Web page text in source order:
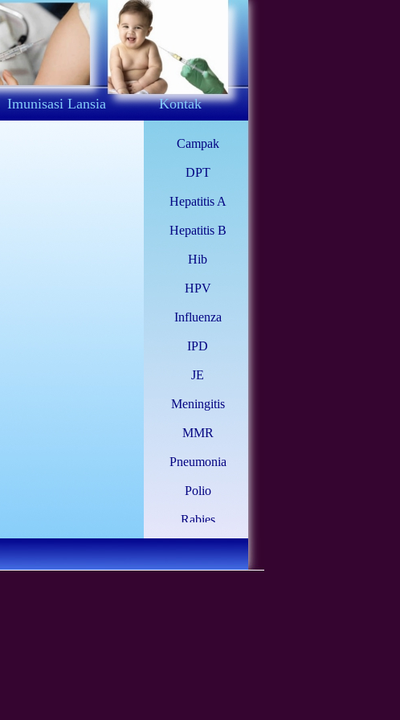
Imunisasi Lansia Kontak
Campak
DPT
Hepatitis A
Hepatitis B
Hib
HPV
Influenza
IPD
JE
Meningitis
MMR
Pneumonia
Polio
Rabies
TBC